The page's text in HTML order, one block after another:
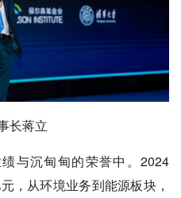
长蒋立
与沉甸甸的荣誉中。2024
，从环境业务到能源板块，